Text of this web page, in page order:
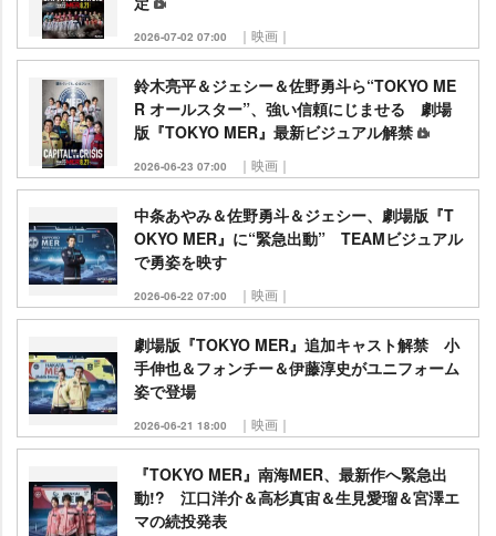
2026-07-02 07:00 ｜映画｜
鈴木亮平＆ジェシー＆佐野勇斗ら“TOKYO ME
R オールスター”、強い信頼にじませる 劇場
版『TOKYO MER』最新ビジュアル解禁
2026-06-23 07:00 ｜映画｜
中条あやみ＆佐野勇斗＆ジェシー、劇場版『T
OKYO MER』に“緊急出動” TEAMビジュアル
で勇姿を映す
2026-06-22 07:00 ｜映画｜
劇場版『TOKYO MER』追加キャスト解禁 小
手伸也＆フォンチー＆伊藤淳史がユニフォーム
姿で登場
2026-06-21 18:00 ｜映画｜
『TOKYO MER』南海MER、最新作へ緊急出
動!? 江口洋介＆高杉真宙＆生見愛瑠＆宮澤エ
マの続投発表